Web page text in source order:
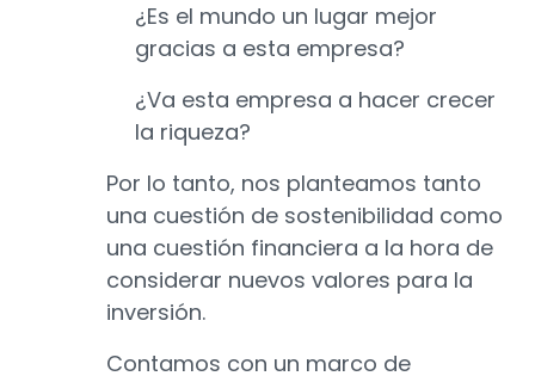
¿Es el mundo un lugar mejor
gracias a esta empresa?
¿Va esta empresa a hacer crecer
la riqueza?
Por lo tanto, nos planteamos tanto
una cuestión de sostenibilidad como
una cuestión financiera a la hora de
considerar nuevos valores para la
inversión.
Contamos con un marco de